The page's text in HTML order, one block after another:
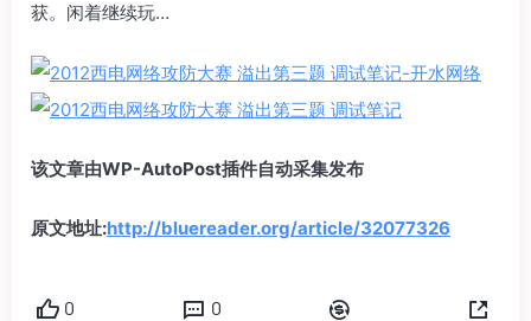
获。闲着继续玩…
该文章由WP-AutoPost插件自动采集发布
原文地址:http://bluereader.org/article/32077326
0 0